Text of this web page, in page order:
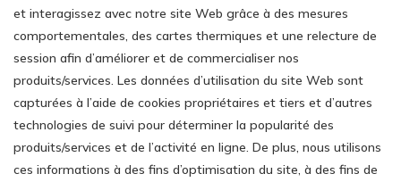
et interagissez avec notre site Web grâce à des mesures
comportementales, des cartes thermiques et une relecture de
session afin d’améliorer et de commercialiser nos
produits/services. Les données d’utilisation du site Web sont
capturées à l’aide de cookies propriétaires et tiers et d’autres
technologies de suivi pour déterminer la popularité des
produits/services et de l’activité en ligne. De plus, nous utilisons
ces informations à des fins d’optimisation du site, à des fins de